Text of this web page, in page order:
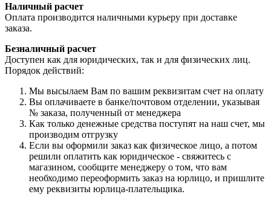
Наличный расчет
Оплата производится наличными курьеру при доставке
заказа.
Безналичный расчет
Доступен как для юридических, так и для физических лиц.
Порядок действий:
Мы высылаем Вам по вашим реквизитам счет на оплату
Вы оплачиваете в банке/почтовом отделении, указывая
№ заказа, полученный от менеджера
Как только денежные средства поступят на наш счет, мы
производим отгрузку
Если вы оформили заказ как физическое лицо, а потом
решили оплатить как юридическое - свяжитесь с
магазином, сообщите менеджеру о том, что вам
необходимо переоформить заказ на юрлицо, и пришлите
ему реквизиты юрлица-плательщика.